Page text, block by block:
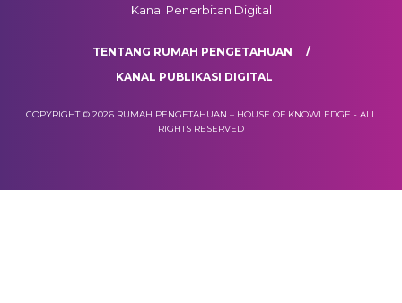
Kanal Penerbitan Digital
TENTANG RUMAH PENGETAHUAN
KANAL PUBLIKASI DIGITAL
COPYRIGHT © 2026 RUMAH PENGETAHUAN – HOUSE OF KNOWLEDGE - ALL
RIGHTS RESERVED